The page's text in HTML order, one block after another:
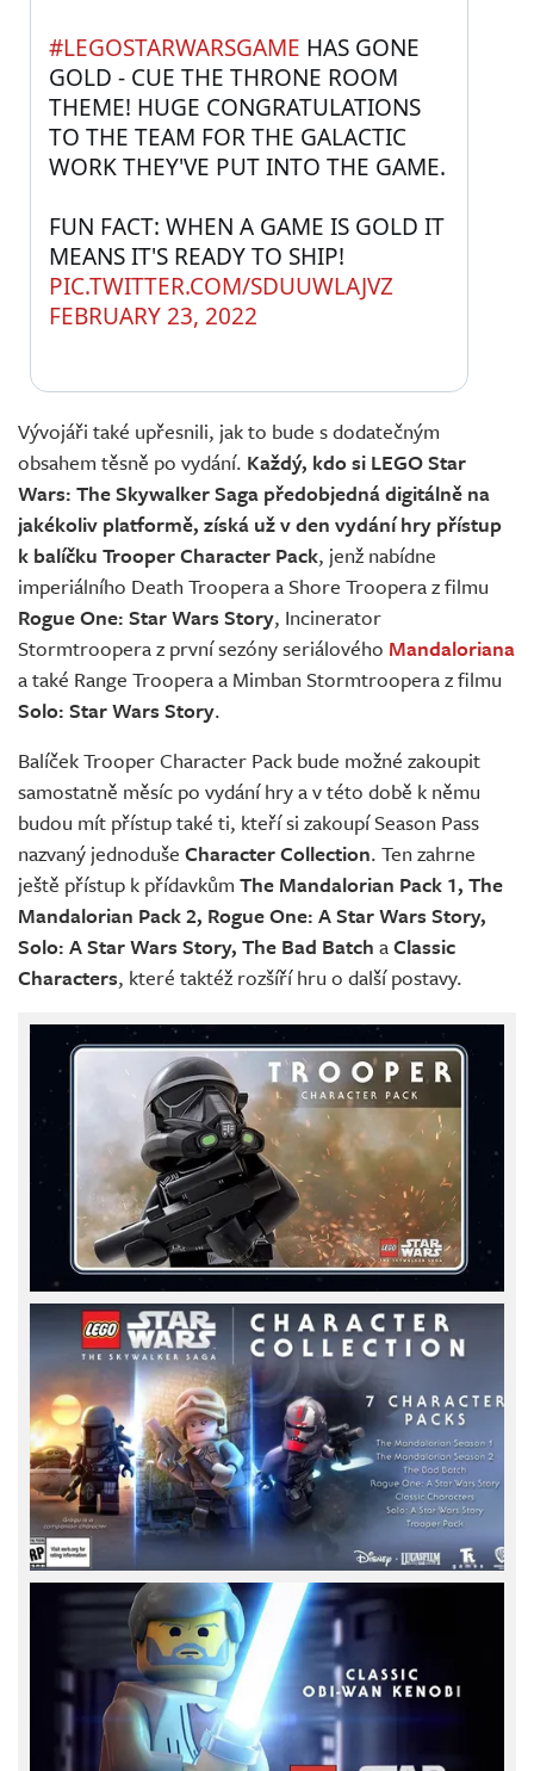
#LEGOSTARWARSGAME HAS GONE
GOLD - CUE THE THRONE ROOM
THEME! HUGE CONGRATULATIONS
TO THE TEAM FOR THE GALACTIC
WORK THEY'VE PUT INTO THE GAME.
FUN FACT: WHEN A GAME IS GOLD IT
PIC.TWITTER.COM/SDUUWLAJVZ
FEBRUARY 23, 2022
Vývojáři také upřesnili, jak to bude s dodatečným
obsahem těsně po vydání. Každý, kdo si LEGO Star
Wars: The Skywalker Saga předobjedná digitálně na
jakékoliv platformě, získá už v den vydání hry přístup
k balíčku Trooper Character Pack, jenž nabídne
imperiálního Death Troopera a Shore Troopera z filmu
Rogue One: Star Wars Story, Incinerator
Stormtroopera z první sezóny seriálového Mandaloriana
a také Range Troopera a Mimban Stormtroopera z filmu
Solo: Star Wars Story.
Balíček Trooper Character Pack bude možné zakoupit
samostatně měsíc po vydání hry a v této době k němu
budou mít přístup také ti, kteří si zakoupí Season Pass
nazvaný jednoduše Character Collection. Ten zahrne
ještě přístup k přídavkům The Mandalorian Pack 1, The
Mandalorian Pack 2, Rogue One: A Star Wars Story,
Solo: A Star Wars Story, The Bad Batch aClassic
Characters, které taktéž rozšíří hru o další postavy.